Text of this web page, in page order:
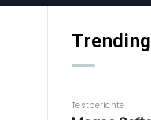
Trending